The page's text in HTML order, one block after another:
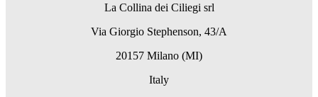
La Collina dei Ciliegi srl
Via Giorgio Stephenson, 43/A
20157 Milano (MI)
Italy